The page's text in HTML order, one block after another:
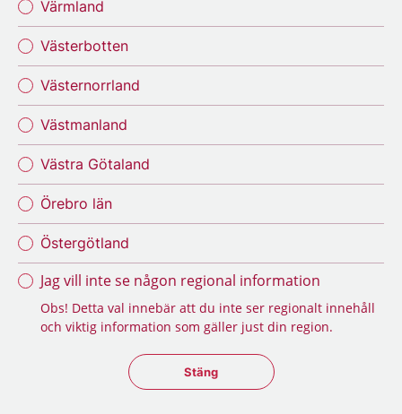
Värmland
Västerbotten
Västernorrland
Västmanland
Västra Götaland
Örebro län
Östergötland
Jag vill inte se någon regional information
Obs! Detta val innebär att du inte ser regionalt innehåll
och viktig information som gäller just din region.
Stäng regionsväljaren
Stäng